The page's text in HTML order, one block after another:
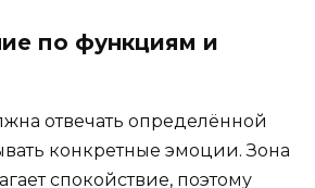
по функциям и
отвечать определённой
конкретные эмоции. Зона
спокойствие, поэтому